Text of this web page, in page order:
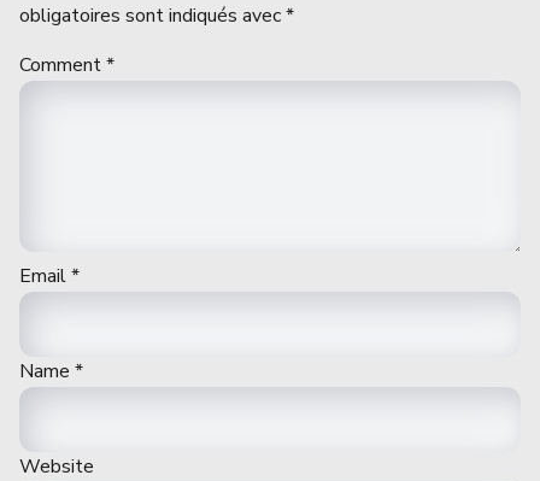
obligatoires sont indiqués avec*
Comment*
Email*
Name *
Website